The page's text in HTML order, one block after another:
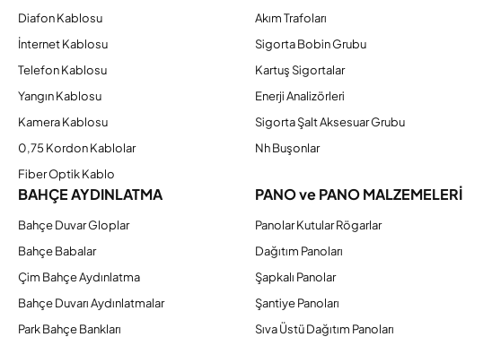
Diafon Kablosu
İnternet Kablosu
Telefon Kablosu
Yangın Kablosu
Kamera Kablosu
0,75 Kordon Kablolar
Fiber Optik Kablo
Akım Trafoları
Sigorta Bobin Grubu
Kartuş Sigortalar
Enerji Analizörleri
Sigorta Şalt Aksesuar Grubu
Nh Buşonlar
BAHÇE AYDINLATMA
Bahçe Duvar Gloplar
Bahçe Babalar
Çim Bahçe Aydınlatma
Bahçe Duvarı Aydınlatmalar
Park Bahçe Bankları
PANO ve PANO MALZEMELERİ
Panolar Kutular Rögarlar
Dağıtım Panoları
Şapkalı Panolar
Şantiye Panoları
Sıva Üstü Dağıtım Panoları